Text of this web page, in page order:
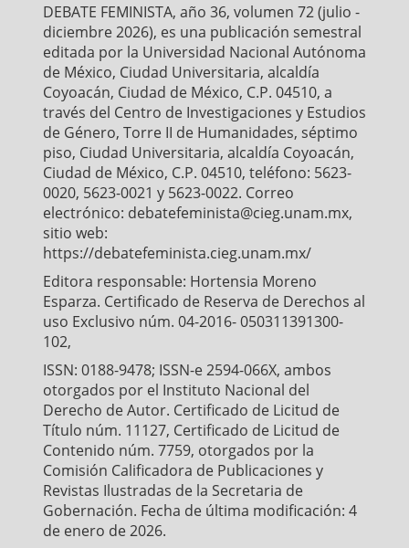
k p
DEBATE FEMINISTA, año 36, volumen 72 (julio -
diciembre 2026), es una publicación semestral
editada por la Universidad Nacional Autónoma
de México, Ciudad Universitaria, alcaldía
Coyoacán, Ciudad de México, C.P. 04510, a
través del Centro de Investigaciones y Estudios
de Género, Torre II de Humanidades, séptimo
piso, Ciudad Universitaria, alcaldía Coyoacán,
Ciudad de México, C.P. 04510, teléfono: 5623-
0020, 5623-0021 y 5623-0022. Correo
electrónico: debatefeminista@cieg.unam.mx,
sitio web:
https://debatefeminista.cieg.unam.mx/
Editora responsable: Hortensia Moreno
Esparza. Certificado de Reserva de Derechos al
uso Exclusivo núm. 04-2016- 050311391300-
102,
ISSN: 0188-9478; ISSN-e 2594-066X, ambos
otorgados por el Instituto Nacional del
Derecho de Autor. Certificado de Licitud de
Título núm. 11127, Certificado de Licitud de
Contenido núm. 7759, otorgados por la
Comisión Calificadora de Publicaciones y
Revistas Ilustradas de la Secretaria de
Gobernación. Fecha de última modificación: 4
de enero de 2026.